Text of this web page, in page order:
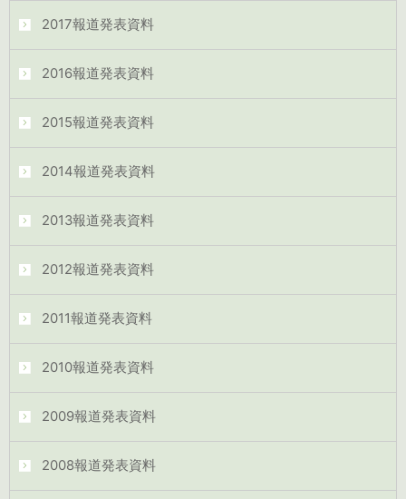
2017報道発表資料
2016報道発表資料
2015報道発表資料
2014報道発表資料
2013報道発表資料
2012報道発表資料
2011報道発表資料
2010報道発表資料
2009報道発表資料
2008報道発表資料